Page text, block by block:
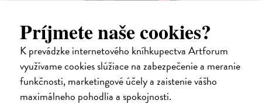
Príjmete naše cookies?
K prevádzke internetového kníhkupectva Artforum
využívame cookies slúžiace na zabezpečenie a meranie
funkčnosti, marketingové účely a zaistenie vášho
maximálneho pohodlia a spokojnosti.
Studne mútne
Getting Peter| Kniha
Sú ikonickými postavami našej kultúry. Postavili im sochy a
pomenovali po nich ulice, majú svoje nespochybniteľné miesto v
lexikónoch literatúry aj učebniciach, slovenské moderné umenie sa
bez nich nedá…
Na sklade ?